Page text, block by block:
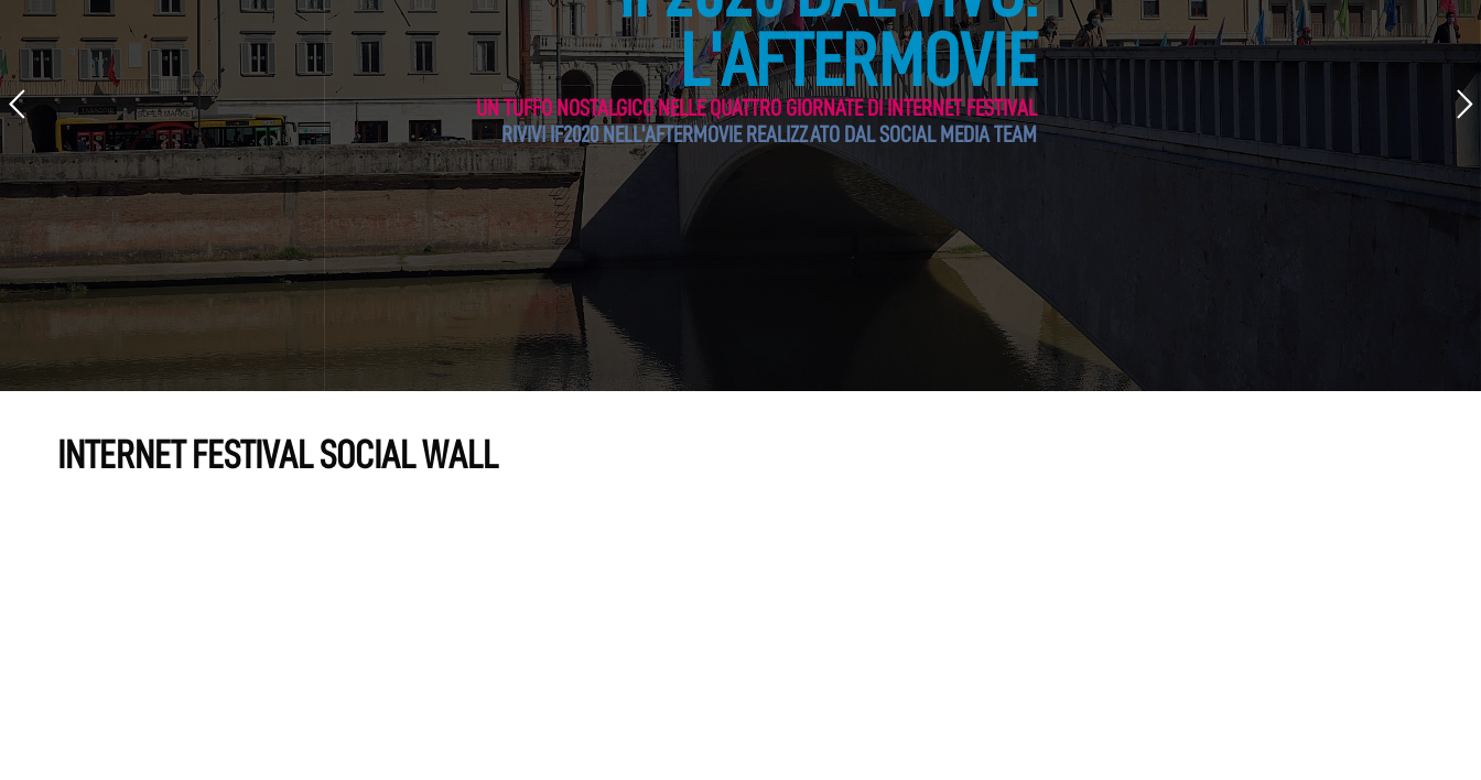
L'AFTERMOVIE
UN TUFFO NOSTALGICO NELLE QUATTRO GIORNATE DI INTERNET FESTIVAL
RIVIVI IF2020 NELL'AFTERMOVIE REALIZZATO DAL SOCIAL MEDIA TEAM
INTERNET FESTIVAL SOCIAL WALL